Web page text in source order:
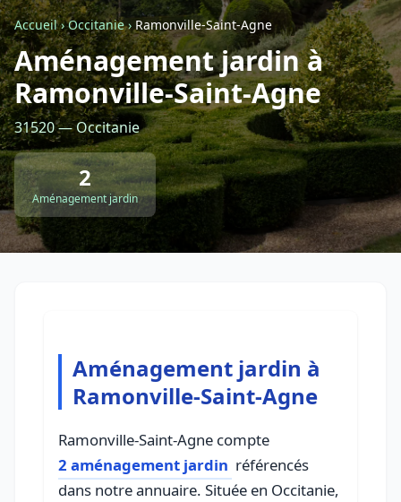
Retour à la liste des métiers
CGU-Confidentialité- Service proposé parViteUnDevis.com - Vous
Accueil›Occitanie› Ramonville-Saint-Agne
Aménagement jardin à
Ramonville-Saint-Agne
31520 — Occitanie
2
Aménagement jardin
Aménagement jardin à
Ramonville-Saint-Agne
Ramonville-Saint-Agne compte
2 aménagement jardin référencés
dans notre annuaire. Située en Occitanie,